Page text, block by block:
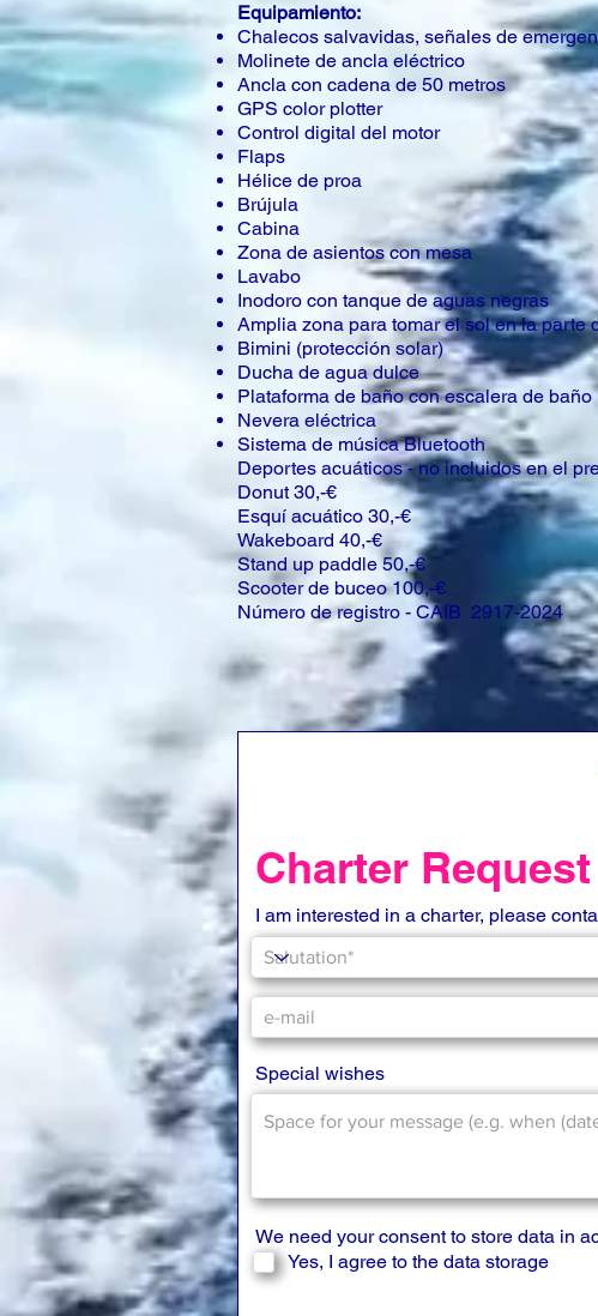
Equipamiento:
Chalecos salvavidas, señales de
Molinete de ancla eléctrico
Ancla con cadena de 50 metros
GPS color plotter
Control digital del motor
Flaps
Hélice de proa
Brújula
Cabina
Zona de asientos con mesa
Lavabo
Inodoro con tanque de aguas negras
Amplia zona para tomar el sol en la parte
Bimini (protección solar)
Ducha de agua dulce
Plataforma de baño con escalera de baño
Nevera eléctrica
Sistema de música Bluetooth
Deportes acuáticos - no incluidos en el
Donut 30,-€
Esquí acuático 30,-€
Wakeboard 40,-€
Stand up paddle 50,-€
Scooter de buceo 100,-€
Número de registro - CAIB 2917-2024
Charter Request
I am interested in a charter, please
Special wishes
We need your consent to store data in
Yes, I agree to the data storage